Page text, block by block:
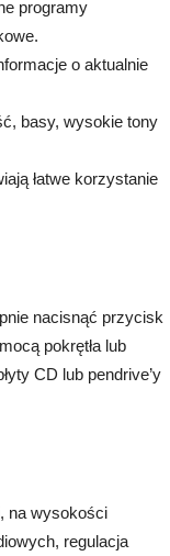
programy
o aktualnie
basy, wysokie tony
łatwe korzystanie
nacisnąć przycisk
pokrętła lub
CD lub pendrive’y
na wysokości
regulacja